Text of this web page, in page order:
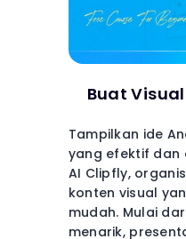
Buat
Tampilkan ide
yang efektif dan
AI Clipfly,
konten visual
mudah. Mulai
menarik,